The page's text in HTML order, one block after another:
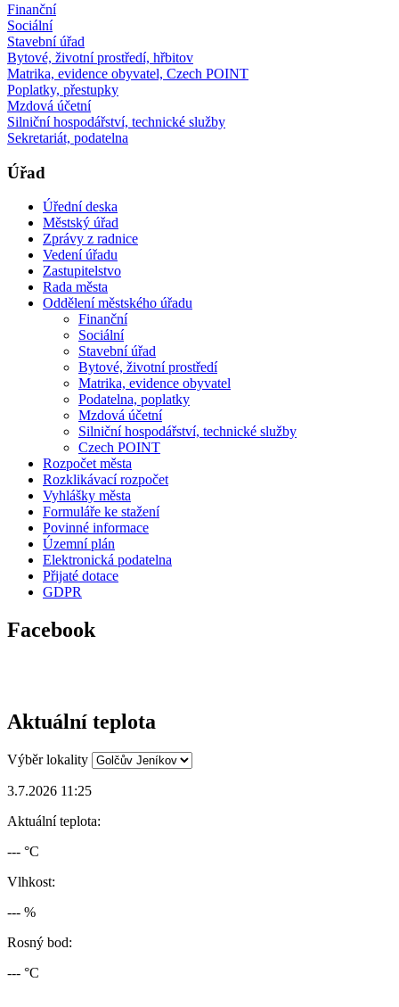
Finanční
Sociální
Stavební úřad
Bytové, životní prostředí, hřbitov
Matrika, evidence obyvatel, Czech POINT
Poplatky, přestupky
Mzdová účetní
Silniční hospodářství, technické služby
Sekretariát, podatelna
Úřad
Úřední deska
Městský úřad
Zprávy z radnice
Vedení úřadu
Zastupitelstvo
Rada města
Oddělení městského úřadu
Finanční
Sociální
Stavební úřad
Bytové, životní prostředí
Matrika, evidence obyvatel
Podatelna, poplatky
Mzdová účetní
Silniční hospodářství, technické služby
Czech POINT
Rozpočet města
Rozklikávací rozpočet
Vyhlášky města
Formuláře ke stažení
Povinné informace
Územní plán
Elektronická podatelna
Přijaté dotace
GDPR
Facebook
Aktuální teplota
Výběr lokality
3.7.2026 11:25
Aktuální teplota:
--- °C
Vlhkost:
--- %
Rosný bod:
--- °C